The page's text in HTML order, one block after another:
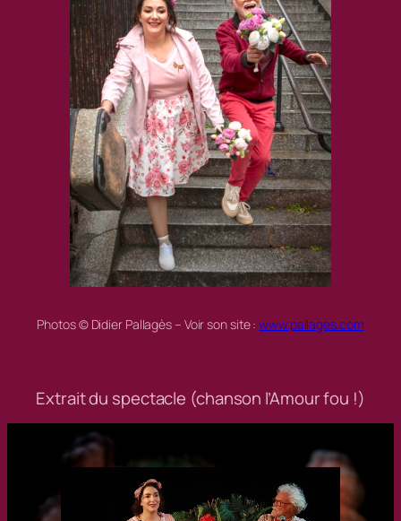
Photos © Didier Pallagès – Voir son site :www.pallages.com
Extrait du spectacle (chanson l’Amour fou !)